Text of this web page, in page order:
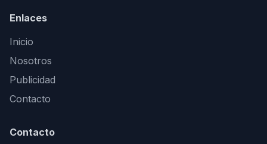
Enlaces
Inicio
Nosotros
Publicidad
Contacto
Contacto